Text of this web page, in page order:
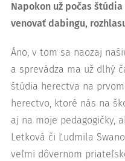
Napokon už počas
venovať dabingu,
Áno, v tom sa naozaj
a sprevádza ma už dlhý
štúdia herectva na
herectvo, ktoré nás na
aj na moje pedagogičky,
Letková či Ľudmila
veľmi dôvernom